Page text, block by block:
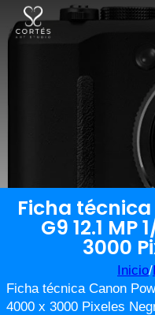
Ficha
G9 12.1 MP
3000
Inicio/
Ficha técnica Canon
4000 x 3000 Pixeles